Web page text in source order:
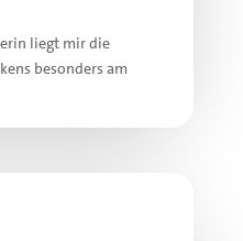
liegt mir die
besonders am